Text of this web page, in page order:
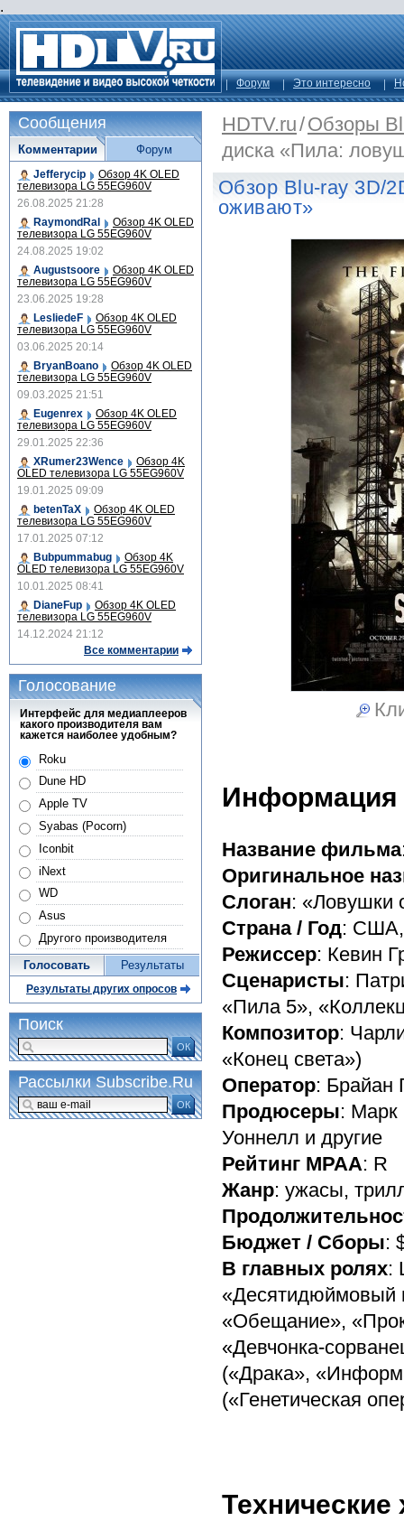
.
Форум Это интересно
HDTV.ru/Обзоры
диска «Пила:
Обзор Blu-ray 3D/
оживают»
Название фильма
Оригинальное
Слоган: «Ловушки
Страна / Год: США,
Режиссер: Кевин
Сценаристы:
«Пила 5»,
Композитор:
«Конец света»)
Оператор: Брайан
Продюсеры: Марк
Уоннелл и другие
Рейтинг MPAA: R
Жанр: ужасы,
Бюджет / Сборы:
В главных ролях:
«Десятидюймовый
«Обещание»,
«Девчонка-
(«Драка»,
(«Генетическая
Технические
Сообщения
Комментарии
Jefferycip Обзор 4K OLED
телевизора LG 55EG960V
26.08.2025 21:28
RaymondRal
Обзор 4K OLED
телевизора LG 55EG960V
24.08.2025 19:02
Augustsoore
Обзор 4K OLED
телевизора LG 55EG960V
23.06.2025 19:28
LesliedeF
Обзор 4K OLED
телевизора LG 55EG960V
03.06.2025 20:14
BryanBoano
Обзор 4K OLED
телевизора LG 55EG960V
09.03.2025 21:51
Eugenrex
Обзор 4K OLED
телевизора LG 55EG960V
29.01.2025 22:36
XRumer23Wence
Обзор 4K
OLED телевизора LG 55EG960V
19.01.2025 09:09
betenTaX
Обзор 4K OLED
телевизора LG 55EG960V
17.01.2025 07:12
Bubpummabug
Обзор 4K
OLED телевизора LG 55EG960V
10.01.2025 08:41
DianeFup
Обзор 4K OLED
телевизора LG 55EG960V
14.12.2024 21:12
Все комментарии
Форум
Голосование
Интерфейс для медиаплееров
какого производителя вам
кажется наиболее удобным?
Roku
Dune HD
Apple TV
Syabas (Pocorn)
Iconbit
iNext
WD
Asus
Другого производителя
Голосовать Результаты
Результаты других опросов
Поиск
ОК
Рассылки Subscribe.Ru
ОК